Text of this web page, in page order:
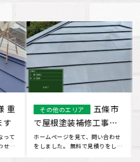
重
す
って
せて
その他のエリア
五條市
で屋根塗装補修工事を
行いました
ホームページを見て、問い合わせ
をしました。 無料で見積りをしに